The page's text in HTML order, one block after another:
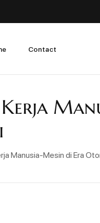
Contact
Manusia-Mesin di Era